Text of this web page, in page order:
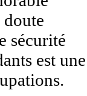
sécurité
est une